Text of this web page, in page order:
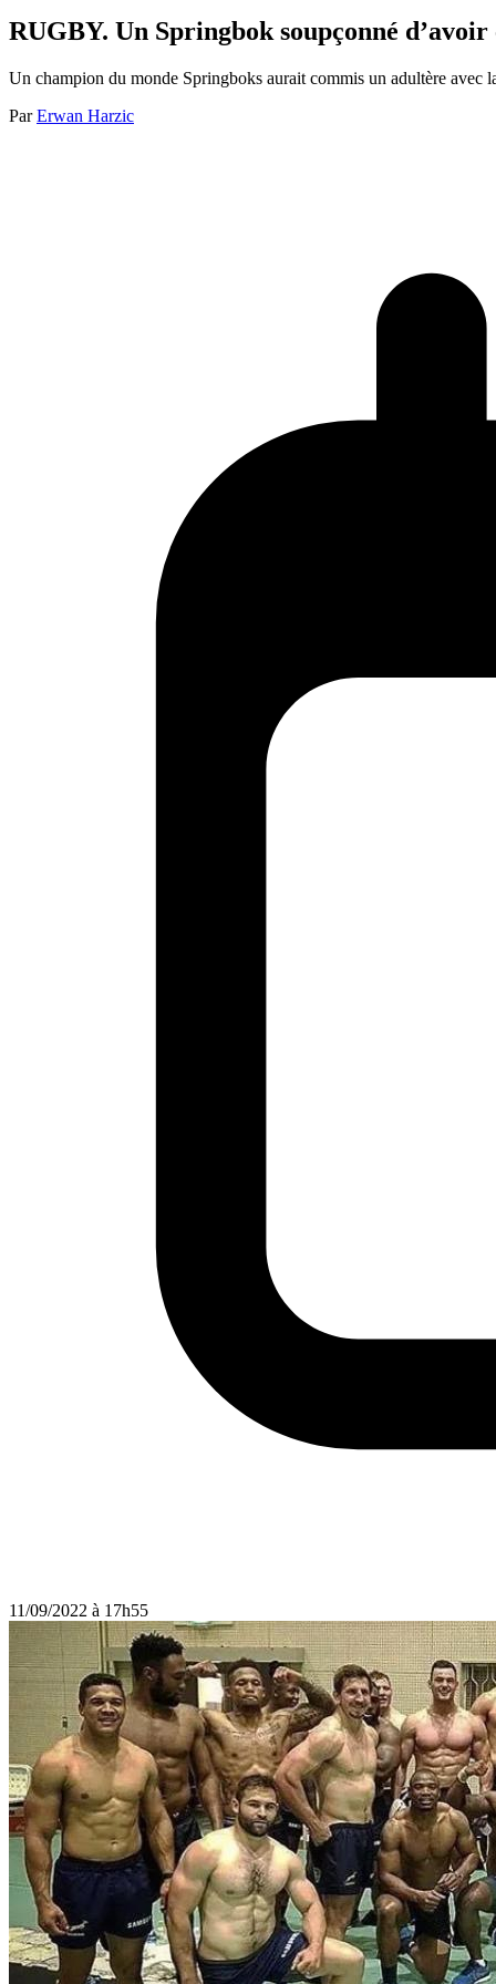
RUGBY. Un Springbok soupçonné
Un champion du monde Springboks aurait commis un adultère
Par Erwan Harzic
11/09/2022 à 17h55